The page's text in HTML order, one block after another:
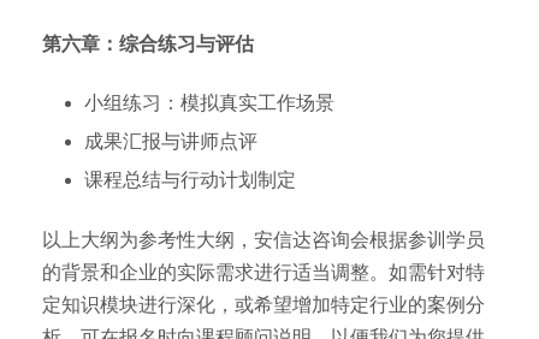
第六章：综合练习与评估
小组练习：模拟真实工作场景
成果汇报与讲师点评
课程总结与行动计划制定
以上大纲为参考性大纲，安信达咨询会根据参训学员
的背景和企业的实际需求进行适当调整。如需针对特
定知识模块进行深化，或希望增加特定行业的案例分